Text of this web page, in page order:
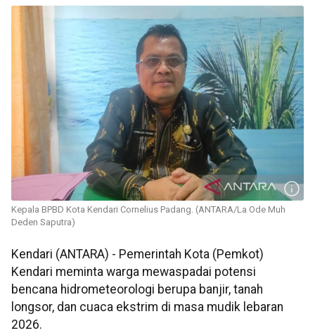
Kepala BPBD Kota Kendari Cornelius Padang. (ANTARA/La Ode Muh
Deden Saputra)
Kendari (ANTARA) - Pemerintah Kota (Pemkot)
Kendari meminta warga mewaspadai potensi
bencana hidrometeorologi berupa banjir, tanah
longsor, dan cuaca ekstrim di masa mudik lebaran
2026.